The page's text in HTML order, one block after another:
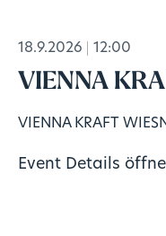
18.9.2026 12:00
VIENNA
VIENNA KRAFT
Event Details